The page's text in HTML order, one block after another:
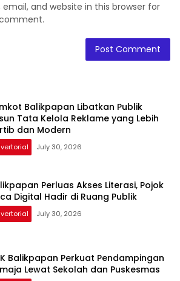
and website in this browser for
Balikpapan Libatkan Publik
Tata Kelola Reklame yang Lebih
dan Modern
July 30, 2026
Perluas Akses Literasi, Pojok
Digital Hadir di Ruang Publik
July 30, 2026
Balikpapan Perkuat Pendampingan
Lewat Sekolah dan Puskesmas